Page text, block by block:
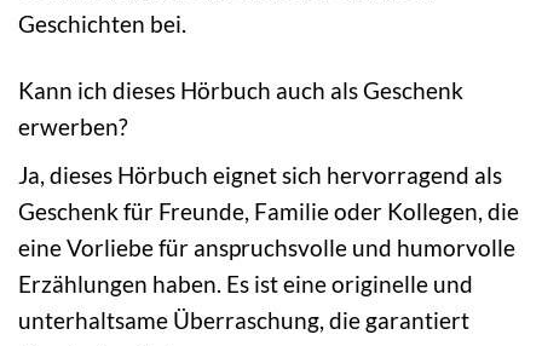
Geschichten bei.
Kann ich dieses Hörbuch auch als Geschenk
erwerben?
Ja, dieses Hörbuch eignet sich hervorragend als
Geschenk für Freunde, Familie oder Kollegen, die
eine Vorliebe für anspruchsvolle und humorvolle
Erzählungen haben. Es ist eine originelle und
unterhaltsame Überraschung, die garantiert